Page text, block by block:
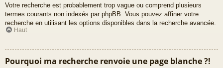
Votre recherche est probablement trop vague ou comprend plusieurs
termes courants non indexés par phpBB. Vous pouvez affiner votre
recherche en utilisant les options disponibles dans la recherche avancée.
Haut
Pourquoi ma recherche renvoie une page blanche ?!